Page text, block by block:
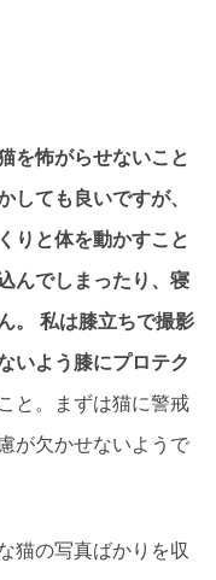
猫を怖がらせないこと
しても良いですが、
りと体を動かすこと
んでしまったり、寝
。 私は膝立ちで撮影
いよう膝にプロテク
と。まずは猫に警戒
が欠かせないようで
猫の写真ばかりを収